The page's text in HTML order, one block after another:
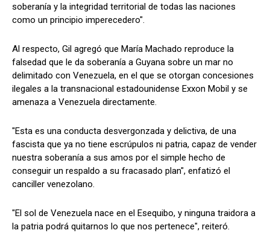
soberanía y la integridad territorial de todas las naciones
como un principio imperecedero".
Al respecto, Gil agregó que María Machado reproduce la
falsedad que le da soberanía a Guyana sobre un mar no
delimitado con Venezuela, en el que se otorgan concesiones
ilegales a la transnacional estadounidense Exxon Mobil y se
amenaza a Venezuela directamente.
"Esta es una conducta desvergonzada y delictiva, de una
fascista que ya no tiene escrúpulos ni patria, capaz de vender
nuestra soberanía a sus amos por el simple hecho de
conseguir un respaldo a su fracasado plan", enfatizó el
canciller venezolano.
"El sol de Venezuela nace en el Esequibo, y ninguna traidora a
la patria podrá quitarnos lo que nos pertenece", reiteró.